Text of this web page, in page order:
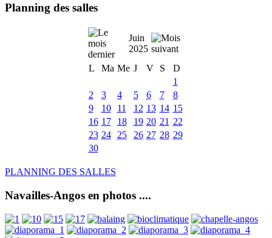
Planning des salles
Juin
2025
L
Ma Me J V S
D
1
2
3 4 5 6 7
8
9
10 11 12 13 14 15
16 17 18 19 20 21 22
23 24 25 26 27 28 29
30
PLANNING DES SALLES
Navailles-Angos en photos ....